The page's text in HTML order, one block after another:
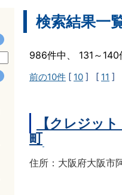
検索結果一
986件中、 131～
前の10件 [ 10 ] [ 11 ]
【クレジッ
町
住所：大阪府大阪市